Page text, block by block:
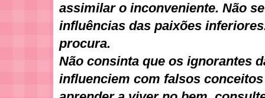
assimilar o inconveniente. Não
influências das paixões
procura.
Não consinta que os ignorantes
influenciem com falsos